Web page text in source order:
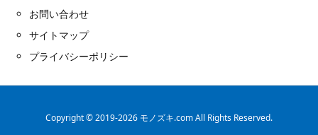
お問い合わせ
サイトマップ
プライバシーポリシー
Copyright ©2019-2026 モノズキ.comAll Rights Reserved.